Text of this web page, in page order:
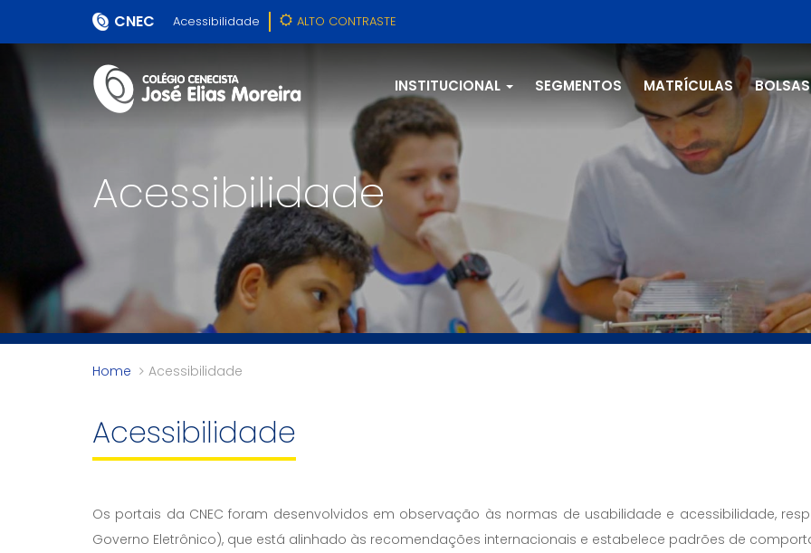
CNEC Acessibilidade ALTO CONTRASTE
INSTITUCIONAL SEGMENTOS MATRÍCULAS BOLSAS
Acessibilidade
Home Acessibilidade
Acessibilidade
Os portais da CNEC foram desenvolvidos em observação às normas de usabilidade e acessibilidade,
Governo Eletrônico), que está alinhado às recomendações internacionais e estabelece padrões de